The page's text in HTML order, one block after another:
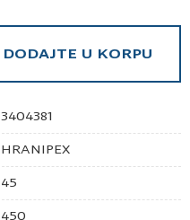
3404381
HRANIPEX
45
450
DODAJTE U KORPU